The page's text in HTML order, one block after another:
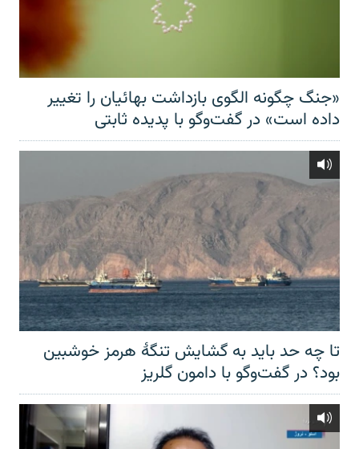
«جنگ چگونه الگوی بازداشت بهائیان را تغییر
داده است» در گفت‌وگو با پدیده ثابتی
تا چه حد باید به گشایش تنگهٔ هرمز خوشبین
بود؟ در گفت‌وگو با دامون گلریز